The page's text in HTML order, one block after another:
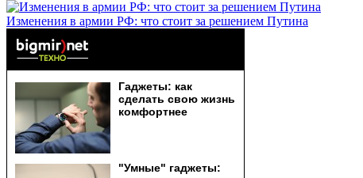
Изменения в армии РФ: что стоит за решением Путина